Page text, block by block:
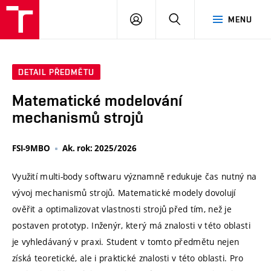
MENU
PŘIHLÁSIT
DETAIL PŘEDMĚTU
Matematické modelování
mechanismů strojů
FSI-9MBO Ak. rok: 2025/2026
Využití multi-body softwaru významně redukuje čas nutný na
vývoj mechanismů strojů. Matematické modely dovolují
ověřit a optimalizovat vlastnosti strojů před tím, než je
postaven prototyp. Inženýr, který má znalosti v této oblasti
je vyhledávaný v praxi. Student v tomto předmětu nejen
získá teoretické, ale i praktické znalosti v této oblasti. Pro